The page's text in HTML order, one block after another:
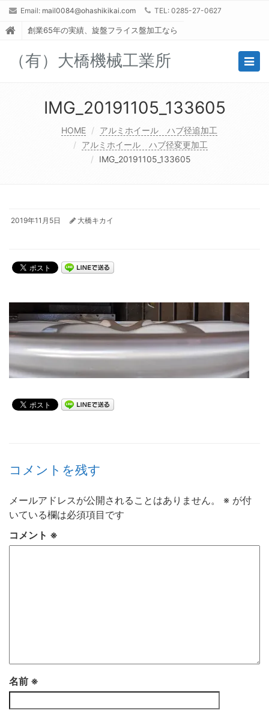
Email: mail0084@ohashikikai.com TEL: 0285-27-0627
創業65年の実績、旋盤フライス盤加工なら
（有）大橋機械工業所
IMG_20191105_133605
HOME
アルミホイール ハブ径追加工
アルミホイール ハブ径変更加工
IMG_20191105_133605
2019年11月5日 大橋キカイ
コメントを残す
メールアドレスが公開されることはありません。 ※ が付
いている欄は必須項目です
コメント ※
名前 ※